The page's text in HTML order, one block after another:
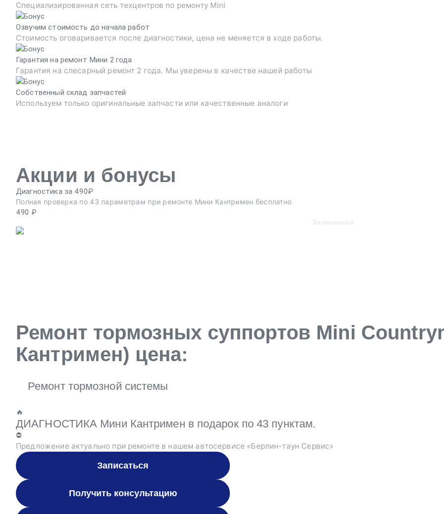
Специализированная сеть техцентров по ремонту Mini
Озвучим стоимость до начала работ
Стоимость оговаривается после диагностики, цена не меняется в ходе работы.
Гарантия на ремонт Мини 2 года
Гарантия на слесарный ремонт 2 года. Мы уверены в качестве нашей работы
Собственный склад запчастей
Используем только оригинальные запчасти или качественные аналоги
Акции и бонусы
Диагностика за 490₽
Полная проверка по 43 параметрам при ремонте Мини Кантримен бесплатно
490 ₽
Записаться
Ремонт тормозных суппортов Mini
Кантримен) цена:
Ремонт тормозной системы
🔥
ДИАГНОСТИКА Мини Кантримен в подарок по 43 пунктам.
⛔
Предложение актуально при ремонте в нашем автосервисе «Берлин-таун Сервис»
Записаться
Получить консультацию